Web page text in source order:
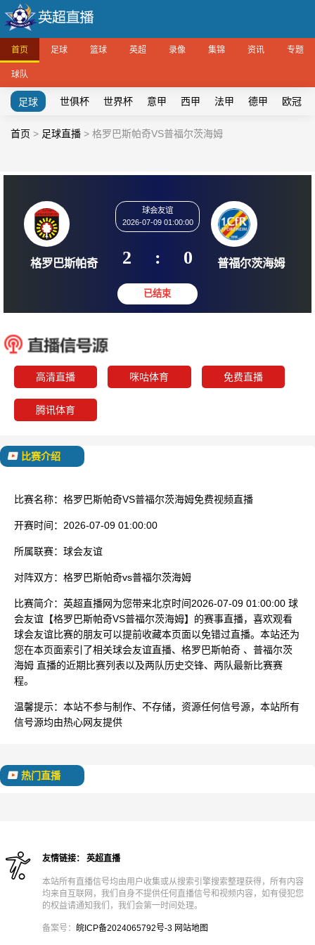
首页 足球 篮球 英超 录像 集锦 资讯 专题
球队
足球 世俱杯 世界杯 意甲 西甲 法甲 德甲 欧冠
首页 > 足球直播 > 格罗巴斯帕奇VS普福尔茨海姆
球会友谊
2026-07-09 01:00:00
2 : 0
高清直播 咪咕体育 免费直播
腾讯体育
比赛介绍
比赛名称： 格罗巴斯帕奇VS普福尔茨海姆免费视频直播
开赛时间： 2026-07-09 01:00:00
所属联赛： 球会友谊
对阵双方： 格罗巴斯帕奇vs普福尔茨海姆
比赛简介： 英超直播网为您带来北京时间2026-07-09 01:00:00 球
会友谊【格罗巴斯帕奇VS普福尔茨海姆】的赛事直播，喜欢观看
球会友谊比赛的朋友可以提前收藏本页面以免错过直播。本站还为
您在本页面索引了相关球会友谊直播、格罗巴斯帕奇 、普福尔茨
海姆 直播的近期比赛列表以及两队历史交锋、两队最新比赛赛
程。
温馨提示： 本站不参与制作、不存储，资源任何信号源，本站所有
信号源均由热心网友提供
热门直播
友情链接： 英超直播
本站所有直播信号均由用户收集或从搜索引擎搜索整理获得，所有内容
均来自互联网，我们自身不提供任何直播信号和视频内容，如有侵犯您
的权益请通知我们，我们会第一时间处理。
备案号： 皖ICP备2024065792号-3 网站地图